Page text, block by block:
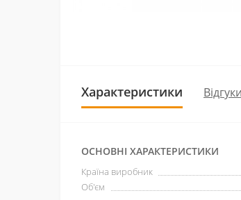
Характеристики
ОСНОВНІ ХАРАКТЕРИСТИКИ
Країна виробник
Об'єм